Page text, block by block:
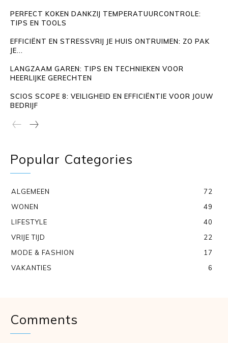
PERFECT KOKEN DANKZIJ TEMPERATUURCONTROLE:
TIPS EN TOOLS
EFFICIËNT EN STRESSVRIJ JE HUIS ONTRUIMEN: ZO PAK
JE...
LANGZAAM GAREN: TIPS EN TECHNIEKEN VOOR
HEERLIJKE GERECHTEN
SCIOS SCOPE 8: VEILIGHEID EN EFFICIËNTIE VOOR JOUW
BEDRIJF
Popular Categories
ALGEMEEN
72
WONEN
49
LIFESTYLE
40
VRIJE TIJD
22
MODE & FASHION
17
VAKANTIES
6
Comments